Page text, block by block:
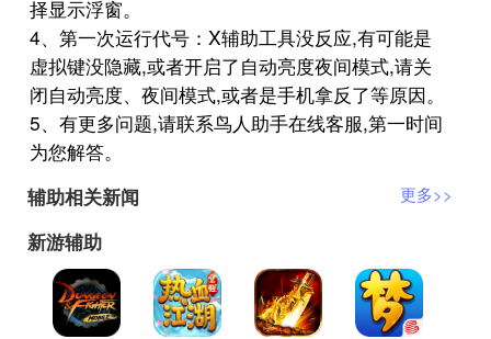
择显示浮窗。
4、第一次运行代号：X辅助工具没反应,有可能是
虚拟键没隐藏,或者开启了自动亮度夜间模式,请关
闭自动亮度、夜间模式,或者是手机拿反了等原因。
5、有更多问题,请联系鸟人助手在线客服,第一时间
为您解答。
辅助相关新闻
更多>>
新游辅助